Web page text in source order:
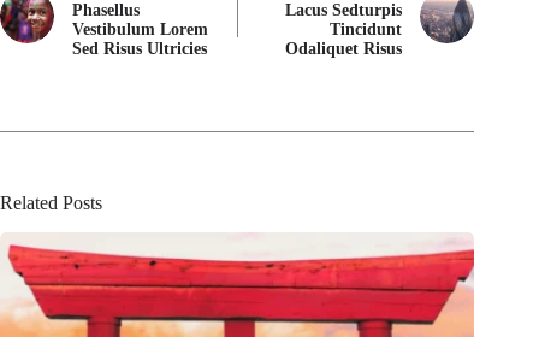
Phasellus
Vestibulum Lorem
Sed Risus Ultricies
Lacus Sedturpis
Tincidunt
Odaliquet Risus
Related Posts